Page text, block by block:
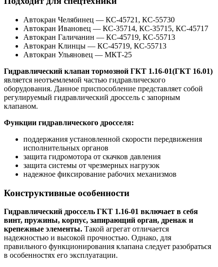
Автокран Челябинец — КС-45721, КС-55730
Автокран Ивановец — КС-35714, КС-35715, КС-45717
Автокран Галичанин — КС-45719, КС-55713
Автокран Клинцы — КС-45719, КС-55713
Автокран Ульяновец — МКТ-25
Гидравлический клапан тормозной ГКТ 1.16-01(ГКТ 16.01)
является неотъемлемой частью гидравлического
оборудования. Данное приспособление представляет собой
регулируемый гидравлический дроссель с запорным
клапаном.
Функции гидравлического дросселя:
поддержания установленной скорости передвижения
исполнительных органов
защита гидромотора от скачков давления
защита системы от чрезмерных нагрузок
надежное фиксирование рабочих механизмов
Конструктивные особенности
Гидравлический дроссель ГКТ 1.16-01 включает в себя
винт, пружины, корпус, запирающий орган, дренаж и
крепежные элементы. Такой агрегат отличается
надежностью и высокой прочностью. Однако, для
правильного функционирования клапана следует разобраться
в особенностях его эксплуатации.